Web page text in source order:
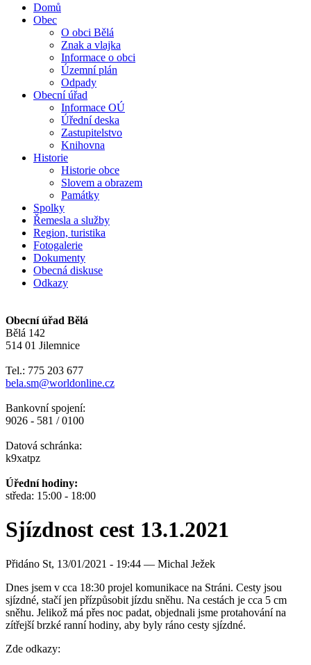
Domů
Obec
O obci Bělá
Znak a vlajka
Informace o obci
Územní plán
Odpady
Obecní úřad
Informace OÚ
Úřední deska
Zastupitelstvo
Knihovna
Historie
Historie obce
Slovem a obrazem
Památky
Spolky
Řemesla a služby
Region, turistika
Fotogalerie
Dokumenty
Obecná diskuse
Odkazy
Obecní úřad Bělá
Bělá 142
514 01 Jilemnice
Tel.: 775 203 677
bela.sm@worldonline.cz
Bankovní spojení:
9026 - 581 / 0100
Datová schránka:
k9xatpz
Úřední hodiny:
středa: 15:00 - 18:00
Sjízdnost cest 13.1.2021
Přidáno St, 13/01/2021 - 19:44 — Michal Ježek
Dnes jsem v cca 18:30 projel komunikace na Stráni. Cesty jsou
sjízdné, stačí jen přízpůsobit jízdu sněhu. Na cestách je cca 5 cm
sněhu. Jelikož má přes noc padat, objednali jsme protahování na
zítřejší brzké ranní hodiny, aby byly ráno cesty sjízdné.
Zde odkazy: